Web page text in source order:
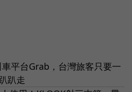
平台Grab，台灣旅客只要一
趴走